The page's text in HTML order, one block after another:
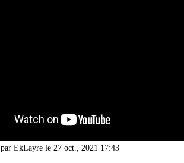
par EkLayre le 27 oct., 2021 17:43